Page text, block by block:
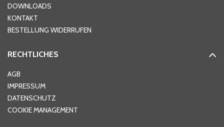
Ort*
Telefon
DOWNLOADS
KONTAKT
BESTELLUNG WIDERRUFEN
RECHTLICHES
AGB
IMPRESSUM
DATENSCHUTZ
COOKIE MANAGEMENT